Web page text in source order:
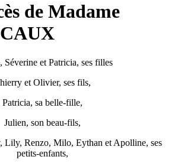
de Madame
Séverine et Patricia, ses filles
et Olivier, ses fils,
Patricia, sa belle-fille,
Julien, son beau-fils,
Lily, Renzo, Milo, Eythan et Apolline, ses
petits-enfants,